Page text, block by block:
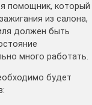
помощник, который
из салона,
должен быть
много работать.
будет